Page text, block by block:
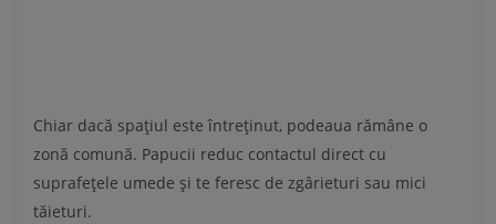
Chiar dacă spațiul este întreținut, podeaua rămâne o
zonă comună. Papucii reduc contactul direct cu
suprafețele umede și te feresc de zgârieturi sau mici
tăieturi.